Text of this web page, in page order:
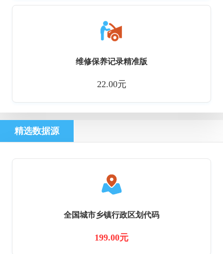
维修保养记录精准版
22.00元
精选数据源
全国城市乡镇行政区划代码
199.00元